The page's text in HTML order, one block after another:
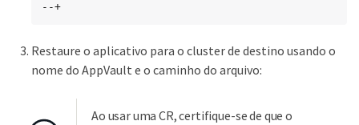
--+
Restaure o aplicativo para o cluster de destino usando o
nome do AppVault e o caminho do arquivo:
Ao usar uma CR, certifique-se de que o